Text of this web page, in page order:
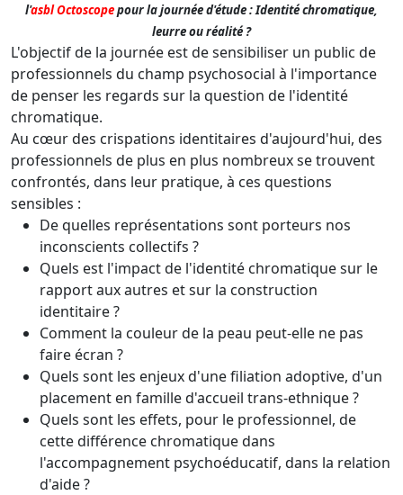
l'asbl Octoscopepour la journée d'étude:Identité chromatique,
leurre ou réalité ?
L'objectif de la journée est de sensibiliser un public de
professionnels du champ psychosocial à l'importance
de penser les regards sur la question de l'identité
chromatique.
Au cœur des crispations identitaires d'aujourd'hui, des
professionnels de plus en plus nombreux se trouvent
confrontés, dans leur pratique, à ces questions
sensibles :
De quelles représentations sont porteurs nos
inconscients collectifs ?
Quels est l'impact de l'identité chromatique sur le
rapport aux autres et sur la construction
identitaire ?
Comment la couleur de la peau peut-elle ne pas
faire écran ?
Quels sont les enjeux d'une filiation adoptive, d'un
placement en famille d'accueil trans-ethnique ?
Quels sont les effets, pour le professionnel, de
cette différence chromatique dans
l'accompagnement psychoéducatif, dans la relation
d'aide ?